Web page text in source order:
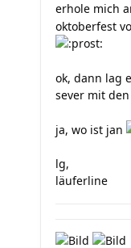
erhole mich
oktoberfest
ok, dann lag
sever mit
ja, wo ist jan
lg,
läuferline